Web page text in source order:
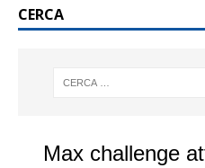
CERCA